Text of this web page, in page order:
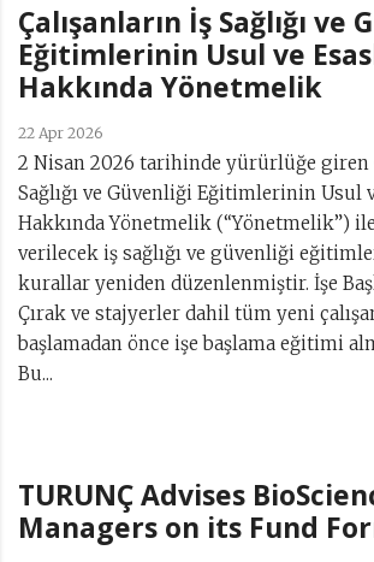
Çalışanların İş Sağlığı ve
Eğitimlerinin Usul ve
Hakkında Yönetmelik
22 Apr 2026
2 Nisan 2026 tarihinde yürürlüğe giren
Sağlığı ve Güvenliği Eğitimlerinin Usul
Hakkında Yönetmelik (“Yönetmelik”)
verilecek iş sağlığı ve güvenliği
kurallar yeniden düzenlenmiştir. İşe
Çırak ve stajyerler dahil tüm yeni
başlamadan önce işe başlama eğitimi
Bu...
TURUNÇ Advises
Managers on its Fund